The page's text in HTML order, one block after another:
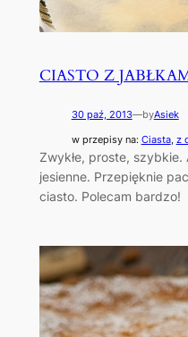
CIASTO Z
30 paź, 2013—byAsiek
w przepisy na: Ciasta, z
Zwykłe, proste,
jesienne. Przepięknie
ciasto. Polecam bardzo!